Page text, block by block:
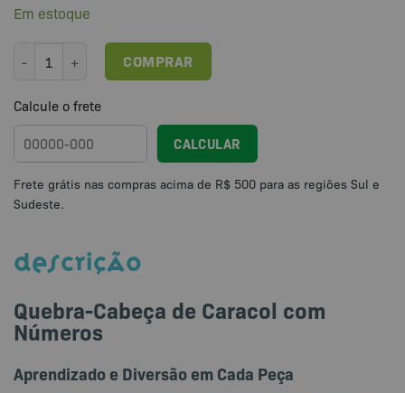
Em estoque
Quebra-Cabeça de Caracol com Números quantidade
COMPRAR
Calcule o frete
CALCULAR
DESCRIÇÃO
Quebra-Cabeça de Caracol com
Números
Aprendizado e Diversão em Cada Peça